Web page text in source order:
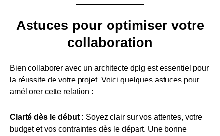
Astuces pour optimiser votre
collaboration
Bien collaborer avec un architecte dplg est essentiel pour
la réussite de votre projet. Voici quelques astuces pour
améliorer cette relation :
Clarté dès le début : Soyez clair sur vos attentes, votre
budget et vos contraintes dès le départ. Une bonne